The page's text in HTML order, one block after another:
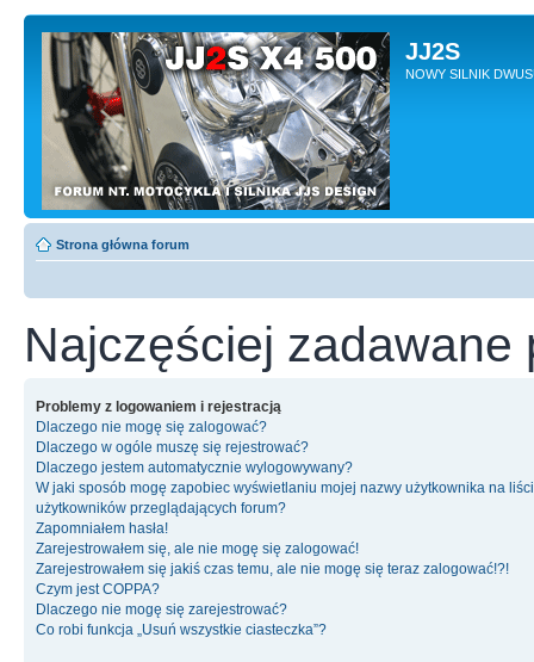
JJ2S
NOWY SILNIK
Strona główna forum
Najczęściej zadawane
Problemy z logowaniem i rejestracją
Dlaczego nie mogę się zalogować?
Dlaczego w ogóle muszę się rejestrować?
Dlaczego jestem automatycznie wylogowywany?
W jaki sposób mogę zapobiec wyświetlaniu mojej nazwy użytkownika na
użytkowników przeglądających forum?
Zapomniałem hasła!
Zarejestrowałem się, ale nie mogę się zalogować!
Zarejestrowałem się jakiś czas temu, ale nie mogę się teraz zalogować!?!
Czym jest COPPA?
Dlaczego nie mogę się zarejestrować?
Co robi funkcja „Usuń wszystkie ciasteczka”?